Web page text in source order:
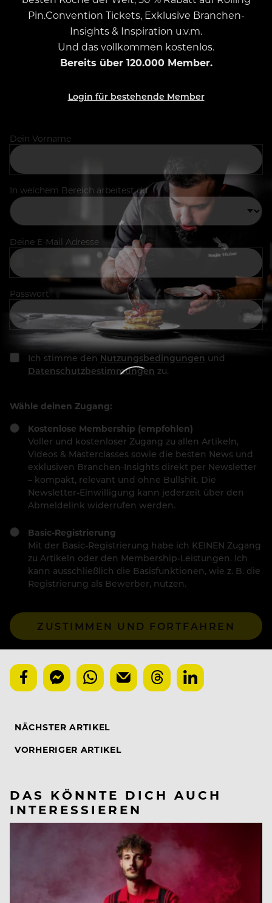
Pin.Convention Tickets, Exklusive Branchen-
Insights & Inspiration u.v.m.
Und das vollkommen kostenlos.
Bereits über 120.000 Member.
Login für bestehende Member
Dein Vorname
In welchem Bereich arbeitest du
Deine E-Mail Adresse
Passwort
Ich stimme den Nutzungsbedingungen und
Datenschutzbestimmungen zu.
Wähle deinen Zugang:
Kostenlose Membership (empfohlen)
Voller und kostenloser Zugang zu allen Artikeln,
Videos & Masterclasses sowie die besten News und
exklusiven Branchen-Insights direkt per Newsletter
– kompakt, relevant und ohne Bullshit. Die
Newsletter-Einwilligung kann jederzeit über den
Abmeldelink widerrufen werden.
Basic-Registrierung
Mit der Basic-Registrierung habe ich KEINEN Zugang
zu Artikeln oder den Membership-Leistungen. Ich
kann ausschließlich die Basisfunktionen, wie z. B. die
Registrierung als Bewerber, nutzen.
ZUSTIMMEN UND FORTFAHREN
NÄCHSTER ARTIKEL
VORHERIGER ARTIKEL
DAS KÖNNTE DICH AUCH
INTERESSIEREN